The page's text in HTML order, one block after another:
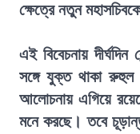
ক্ষেত্রে নতুন
এই বিবেচনায়
সঙ্গে যুক্ত থাকা রুহুল
আলোচনায় এগিয়ে
মনে করছে। তবে